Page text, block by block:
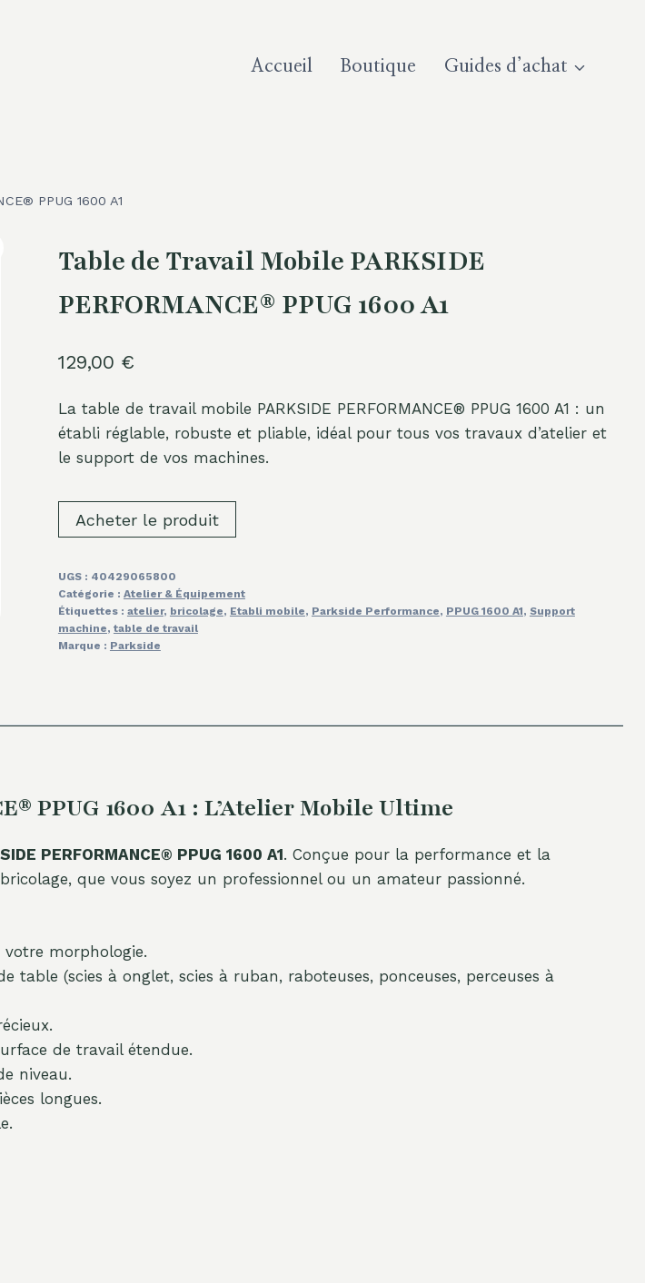
Accueil Boutique Guides d’achat
PPUG 1600 A1
Table de Travail Mobile PARKSIDE
PERFORMANCE® PPUG 1600 A1
129,00 €
La table de travail mobile PARKSIDE PERFORMANCE® PPUG 1600 A1 : un
établi réglable, robuste et pliable, idéal pour tous vos travaux d’atelier et
le support de vos machines.
Acheter le produit
UGS : 40429065800
Catégorie : Atelier & Équipement
Étiquettes : atelier, bricolage, Etabli mobile, Parkside Performance, PPUG 1600 A1, Support
machine, table de travail
Marque : Parkside
PPUG 1600 A1 : L’Atelier Mobile Ultime
PERFORMANCE® PPUG 1600 A1. Conçue pour la performance et la
que vous soyez un professionnel ou un amateur passionné.
morphologie.
(scies à onglet, scies à ruban, raboteuses, ponceuses, perceuses à
de travail étendue.
niveau.
longues.